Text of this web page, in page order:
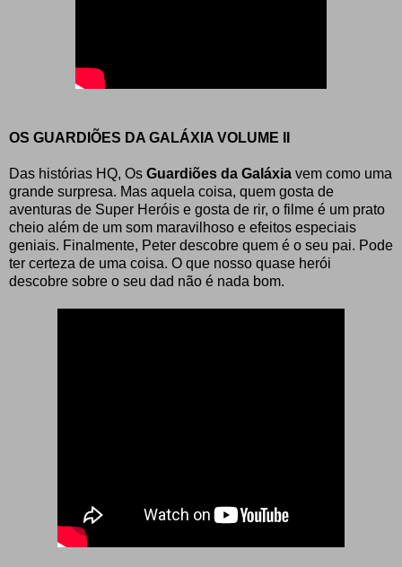
OS GUARDIÕES DA GALÁXIA VOLUME II
Das histórias HQ, Os Guardiões da Galáxia vem como uma
grande surpresa. Mas aquela coisa, quem gosta de
aventuras de Super Heróis e gosta de rir, o filme é um prato
cheio além de um som maravilhoso e efeitos especiais
geniais. Finalmente, Peter descobre quem é o seu pai. Pode
ter certeza de uma coisa. O que nosso quase herói
descobre sobre o seu dad não é nada bom.